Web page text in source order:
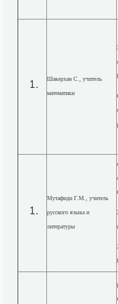
Шакерхан С., учитель
математики
Мутафиди Г.М., учитель
русского языка и
литературы